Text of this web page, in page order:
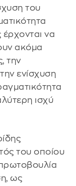
του
έρχονται να
ακόμα
την
ενίσχυση
ισχύ
του οποίου
ως